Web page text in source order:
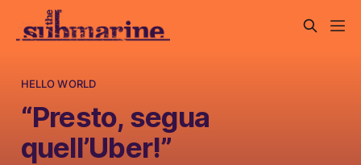
HELLO WORLD
“Presto, segua
quell’Uber!”